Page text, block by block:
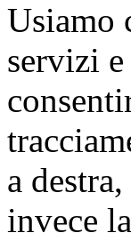
Usiamo
servizi
a
invece